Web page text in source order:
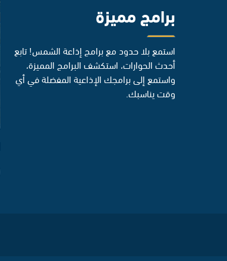
برامج مميزة
استمع بلا حدود مع برامج إذاعة الشمس! تابع
أحدث الحوارات، استكشف البرامج المميزة،
واستمع إلى برامجك الإذاعية المفضلة في أي
وقت يناسبك.